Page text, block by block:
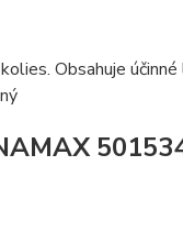
Obsahuje